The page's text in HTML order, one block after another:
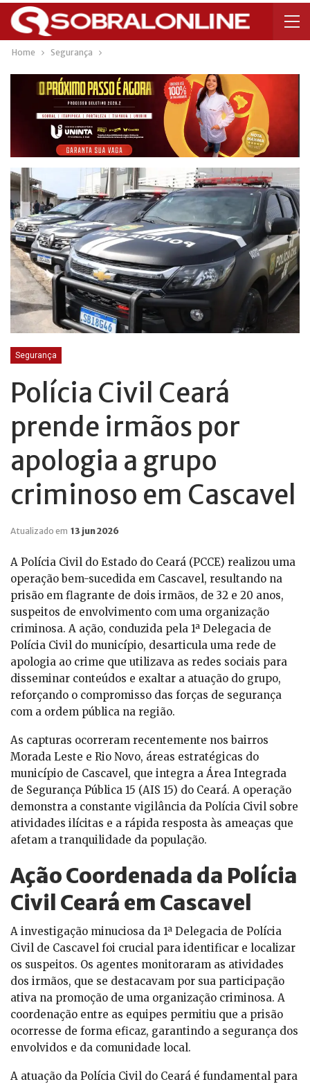
Home Segurança
Segurança
Polícia Civil Ceará
prende irmãos por
apologia a grupo
criminoso em Cascavel
Atualizado em 13 jun 2026
A Polícia Civil do Estado do Ceará (PCCE) realizou uma
operação bem-sucedida em Cascavel, resultando na
prisão em flagrante de dois irmãos, de 32 e 20 anos,
suspeitos de envolvimento com uma organização
criminosa. A ação, conduzida pela 1ª Delegacia de
Polícia Civil do município, desarticula uma rede de
apologia ao crime que utilizava as redes sociais para
disseminar conteúdos e exaltar a atuação do grupo,
reforçando o compromisso das forças de segurança
com a ordem pública na região.
As capturas ocorreram recentemente nos bairros
Morada Leste e Rio Novo, áreas estratégicas do
município de Cascavel, que integra a Área Integrada
de Segurança Pública 15 (AIS 15) do Ceará. A operação
demonstra a constante vigilância da Polícia Civil sobre
atividades ilícitas e a rápida resposta às ameaças que
afetam a tranquilidade da população.
Ação Coordenada da Polícia
Civil Ceará em Cascavel
A investigação minuciosa da 1ª Delegacia de Polícia
Civil de Cascavel foi crucial para identificar e localizar
os suspeitos. Os agentes monitoraram as atividades
dos irmãos, que se destacavam por sua participação
ativa na promoção de uma organização criminosa. A
coordenação entre as equipes permitiu que a prisão
ocorresse de forma eficaz, garantindo a segurança dos
envolvidos e da comunidade local.
A atuação da Polícia Civil do Ceará é fundamental para